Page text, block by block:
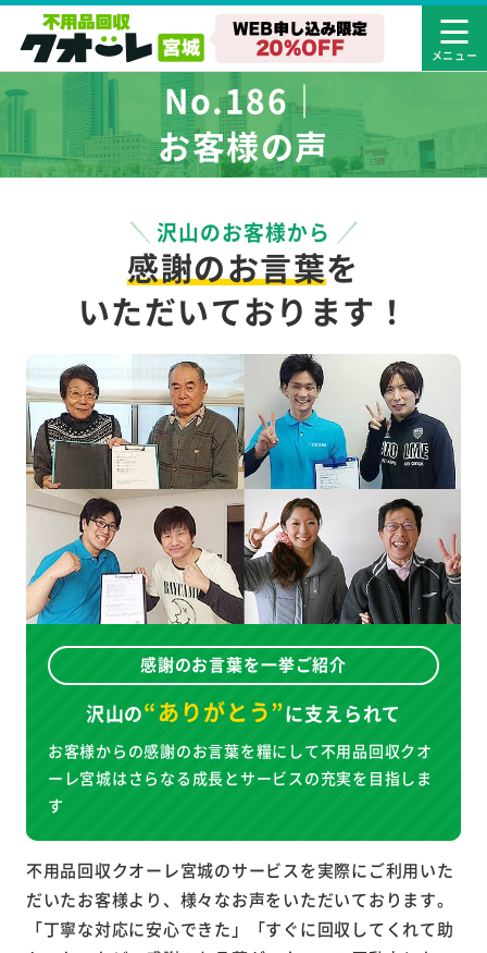
No.186｜
お客様の声
沢山のお客様から
感謝のお言葉を
いただいております！
感謝のお言葉を一挙ご紹介
沢山の“ありがとう”に支えられて
お客様からの感謝のお言葉を糧にして不用品回収クオ
ーレ宮城はさらなる成長とサービスの充実を目指しま
す
不用品回収クオーレ宮城のサービスを実際にご利用いた
だいたお客様より、様々なお声をいただいております。
「丁寧な対応に安心できた」「すぐに回収してくれて助